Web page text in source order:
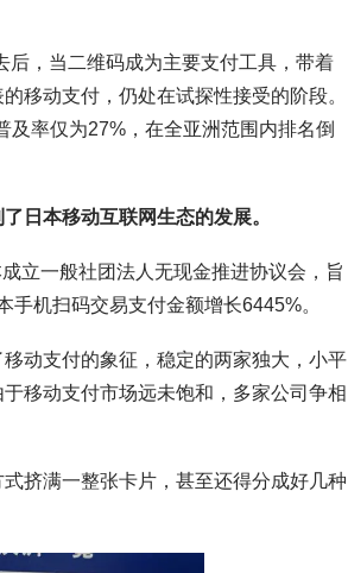
，当二维码成为主要支付工具，带着
移动支付，仍处在试探性接受的阶段。
率仅为27%，在全亚洲范围内排名倒
日本移动互联网生态的发展。
立一般社团法人无现金推进协议会，旨
机扫码交易支付金额增长6445%。
动支付的象征，稳定的两家独大，小平
移动支付市场远未饱和，多家公司争相
挤满一整张卡片，甚至还得分成好几种